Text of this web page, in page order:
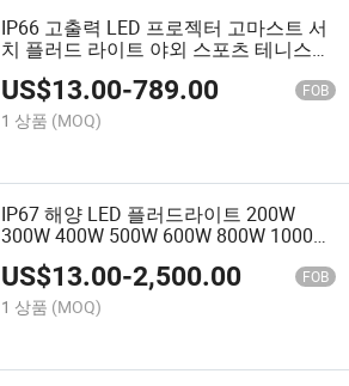
IP66 고출력 LED 프로젝터 고마스트 서
치 플러드 라이트 야외 스포츠 테니스
코트 스타디움 축구장 조명 250W 300W
500W 600W
US$13.00-789.00 FOB
1 상품 (MOQ)
IP67 해양 LED 플러드라이트 200W
300W 400W 500W 600W 800W 1000W
낚시 보트 전방등
US$13.00-2,500.00 FOB
1 상품 (MOQ)